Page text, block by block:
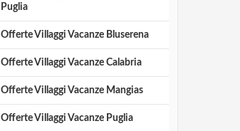
Puglia
Offerte Villaggi Vacanze Bluserena
Offerte Villaggi Vacanze Calabria
Offerte Villaggi Vacanze Mangias
Offerte Villaggi Vacanze Puglia